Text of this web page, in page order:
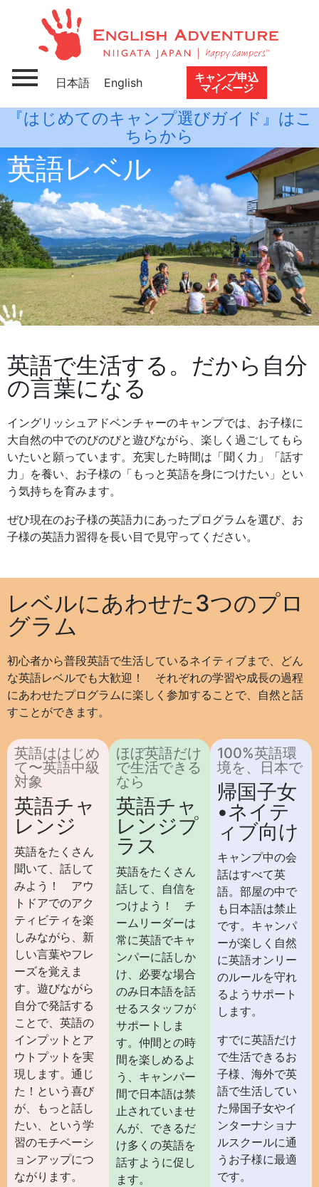
日本語 English キャンプ申込
マイページ
『はじめてのキャンプ選びガイド』はこ
ちらから
英語レベル
英語で生活する。だから自分
の言葉になる
イングリッシュアドベンチャーのキャンプでは、お子様に
大自然の中でのびのびと遊びながら、楽しく過ごしてもら
いたいと願っています。充実した時間は「聞く力」「話す
力」を養い、お子様の「もっと英語を身につけたい」とい
う気持ちを育みます。
ぜひ現在のお子様の英語力にあったプログラムを選び、お
子様の英語力習得を長い目で見守ってください。
レベルにあわせた3つのプロ
グラム
初心者から普段英語で生活しているネイティブまで、どん
な英語レベルでも大歓迎！ それぞれの学習や成長の過程
にあわせたプログラムに楽しく参加することで、自然と話
すことができます。
英語ははじめ
て〜英語中級
対象
英語チャ
レンジ
英語をたくさん
聞いて、話して
みよう！ アウ
トドアでのアク
ティビティを楽
しみながら、新
しい言葉やフレ
ーズを覚えま
す。遊びながら
自分で発話する
ことで、英語の
インプットとア
ウトプットを実
現します。通じ
た！という喜び
が、もっと話し
たい、という学
習のモチベーシ
ョンアップにつ
ながります。
ほぼ英語だけ
で生活できる
なら
英語チャ
レンジプ
ラス
英語をたくさん
話して、自信を
つけよう！ チ
ームリーダーは
常に英語でキャ
ンパーに話しか
け、必要な場合
のみ日本語を話
せるスタッフが
サポートしま
す。仲間との時
間を楽しめるよ
う、キャンパー
間で日本語は禁
止されていませ
んが、できるだ
け多くの英語を
話すように促し
ます。
100%英語環
境を、日本で
帰国子女
•ネイテ
ィブ向け
キャンプ中の会
話はすべて英
語。部屋の中で
も日本語は禁止
です。キャンパ
ーが楽しく自然
に英語オンリー
のルールを守れ
るようサポート
します。
すでに英語だけ
で生活できるお
子様、海外で英
語で生活してい
た帰国子女やイ
ンターナショナ
ルスクールに通
うお子様に最適
です。